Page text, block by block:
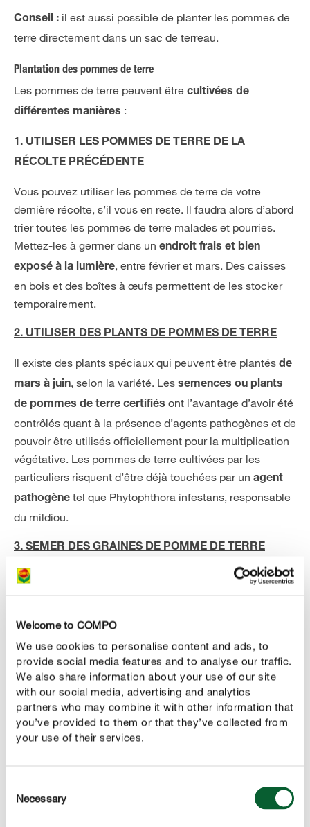
Welcome to COMPO
We use cookies to personalise content and ads, to
provide social media features and to analyse our traffic.
We also share information about your use of our site
with our social media, advertising and analytics
partners who may combine it with other information that
you’ve provided to them or that they’ve collected from
your use of their services.
Selection
Necessary
Conseil : il est aussi possible de planter les pommes de
terre directement dans un sac de terreau.
Plantation des pommes de terre
Les pommes de terre peuvent être cultivées de
différentes manières :
1. UTILISER LES POMMES DE TERRE DE LA
RÉCOLTE PRÉCÉDENTE
Vous pouvez utiliser les pommes de terre de votre
dernière récolte, s’il vous en reste. Il faudra alors d’abord
trier toutes les pommes de terre malades et pourries.
Mettez-les à germer dans un endroit frais et bien
exposé à la lumière, entre février et mars. Des caisses
en bois et des boîtes à œufs permettent de les stocker
temporairement.
2. UTILISER DES PLANTS DE POMMES DE TERRE
Il existe des plants spéciaux qui peuvent être plantés de
mars à juin, selon la variété. Les semences ou plants
de pommes de terre certifiés ont l’avantage d’avoir été
contrôlés quant à la présence d’agents pathogènes et de
pouvoir être utilisés officiellement pour la multiplication
végétative. Les pommes de terre cultivées par les
particuliers risquent d’être déjà touchées par un agent
pathogène tel que Phytophthora infestans, responsable
du mildiou.
3. SEMER DES GRAINES DE POMME DE TERRE
Au lieu de les faire germer, on peut aussi forcer les
Elles se cultivent comme les tomates, les concombres
ou les courgettes sur un rebord de fenêtre clair ou dans
une serre chaude. Retrouvez plus d’informations sur le
forçage des légumes dans notre article « Forcer les
légumes ».
4. PLANTER DE JEUNES PLANTS
jardinerie ou pépinière. La meilleure période pour les